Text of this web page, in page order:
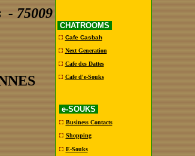
- 75009
CHATROOMS
Cafe Casbah
Next Generation
Cafe des Dattes
Cafe d'e-Souks
e-SOUKS
Business Contacts
Shopping
E-Souks